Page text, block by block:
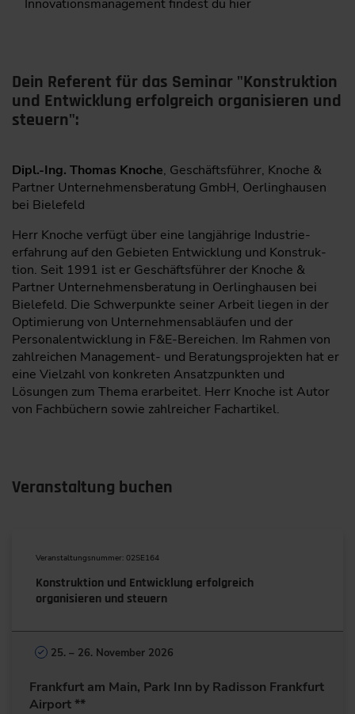
Innovationsmanagement findest du hier
Dein Referent für das Seminar "Konstruktion
und Entwicklung erfolgreich organisieren und
steuern":
Dipl.-Ing. Thomas Knoche, Geschäftsführer, Knoche &
Partner Unternehmensberatung GmbH, Oerlinghausen
bei Bielefeld
Herr Knoche verfügt über eine langjährige Industrie­
erfahrung auf den Gebieten Entwicklung und Konstruk­
tion. Seit 1991 ist er Geschäftsführer der Knoche &
Partner Unternehmensberatung in Oerlinghausen bei
Bielefeld. Die Schwerpunkte seiner Arbeit liegen in der
Optimierung von Unternehmensabläufen und der
Personalentwicklung in F&E-Bereichen. Im Rahmen von
zahlreichen Management- und Beratungsprojekten hat er
eine Vielzahl von konkreten Ansatzpunkten und
Lösungen zum Thema erarbeitet. Herr Knoche ist Autor
von Fachbüchern sowie zahlreicher Fachartikel.
Veranstaltung buchen
Veranstaltungsnummer: 02SE164
Konstruktion und Entwicklung erfolgreich
organisieren und steuern
25. – 26. November 2026
Frankfurt am Main, Park Inn by Radisson Frankfurt
Airport **